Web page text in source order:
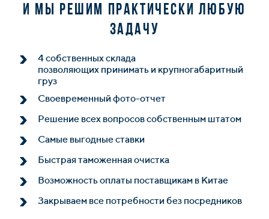
и мы решим практически любую
задачу
4 собственных склада
позволяющих принимать и крупногабаритный
груз
Своевременный фото-отчет
Решение всех вопросов собственным штатом
Самые выгодные ставки
Быстрая таможенная очистка
Возможность оплаты поставщикам в Китае
Закрываем все потребности без посредников